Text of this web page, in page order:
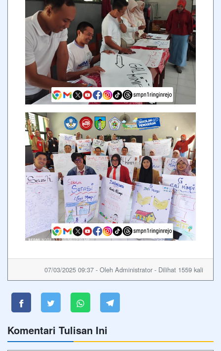
07/03/2025 09:37 - Oleh Administrator - Dilihat 1559 kali
Komentari Tulisan Ini